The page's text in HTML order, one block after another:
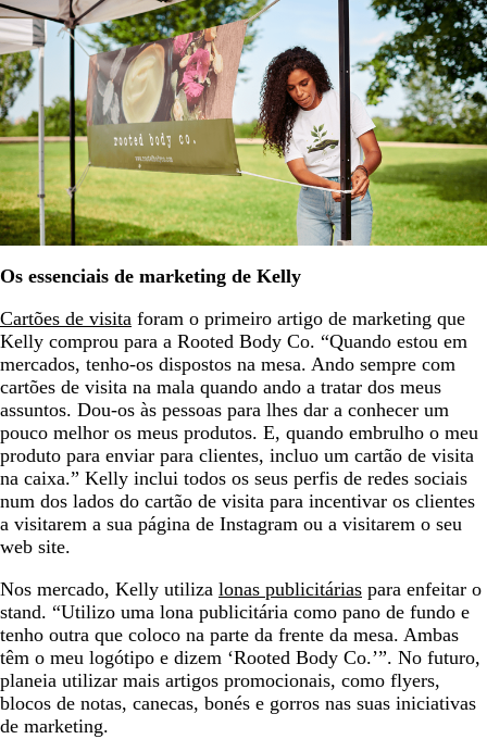
Os essenciais de marketing de Kelly
Cartões de visita foram o primeiro artigo de marketing que
Kelly comprou para a Rooted Body Co. “Quando estou em
mercados, tenho-os dispostos na mesa. Ando sempre com
cartões de visita na mala quando ando a tratar dos meus
assuntos. Dou-os às pessoas para lhes dar a conhecer um
pouco melhor os meus produtos. E, quando embrulho o meu
produto para enviar para clientes, incluo um cartão de visita
na caixa.” Kelly inclui todos os seus perfis de redes sociais
num dos lados do cartão de visita para incentivar os clientes
a visitarem a sua página de Instagram ou a visitarem o seu
web site.
Nos mercado, Kelly utiliza lonas publicitárias para enfeitar o
stand. “Utilizo uma lona publicitária como pano de fundo e
tenho outra que coloco na parte da frente da mesa. Ambas
têm o meu logótipo e dizem ‘Rooted Body Co.’”. No futuro,
planeia utilizar mais artigos promocionais, como flyers,
blocos de notas, canecas, bonés e gorros nas suas iniciativas
de marketing.